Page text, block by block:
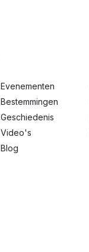
Evenementen
Bestemmingen
Geschiedenis
Video's
Blog